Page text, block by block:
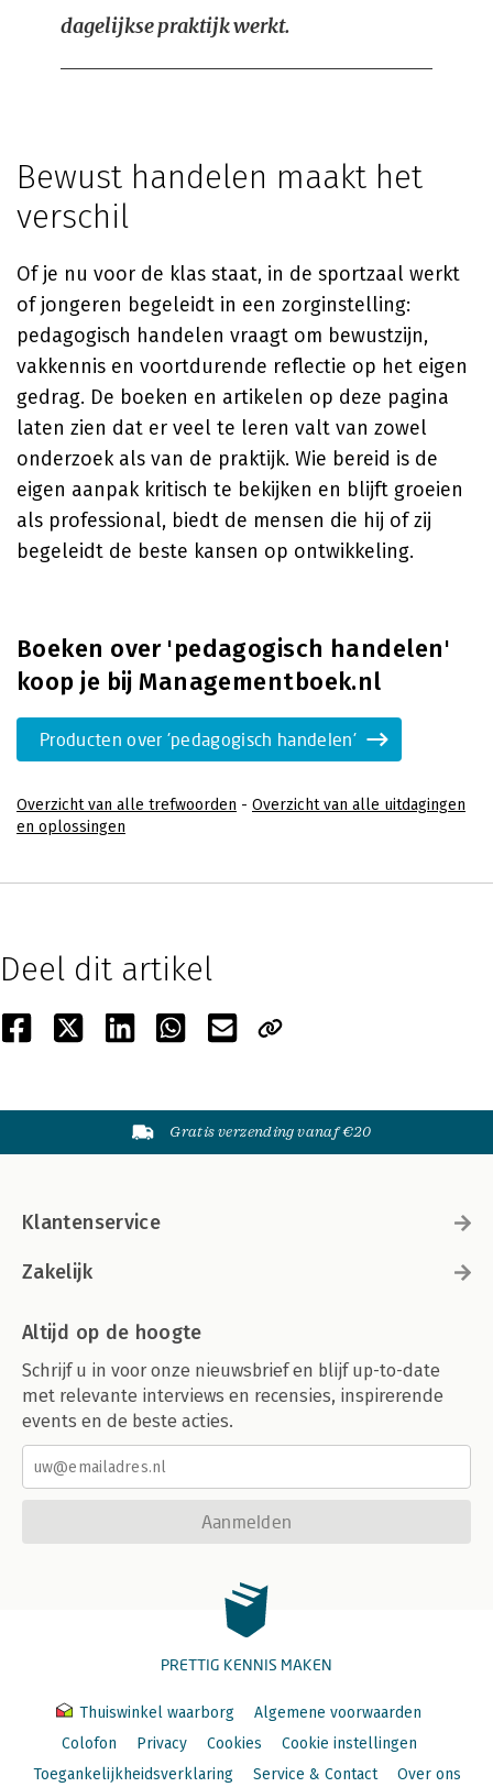
dagelijkse praktijk werkt.
Bewust handelen maakt het
verschil
Of je nu voor de klas staat, in de sportzaal werkt
of jongeren begeleidt in een zorginstelling:
pedagogisch handelen vraagt om bewustzijn,
vakkennis en voortdurende reflectie op het eigen
gedrag. De boeken en artikelen op deze pagina
laten zien dat er veel te leren valt van zowel
onderzoek als van de praktijk. Wie bereid is de
eigen aanpak kritisch te bekijken en blijft groeien
als professional, biedt de mensen die hij of zij
begeleidt de beste kansen op ontwikkeling.
Boeken over 'pedagogisch handelen'
koop je bij Managementboek.nl
Producten over 'pedagogisch handelen'
Overzicht van alle trefwoorden - Overzicht van alle uitdagingen
en oplossingen
Deel dit artikel
Gratis verzending vanaf €20
Klantenservice
Zakelijk
Altijd op de hoogte
Schrijf u in voor onze nieuwsbrief en blijf up-to-date
met relevante interviews en recensies, inspirerende
events en de beste acties.
Aanmelden
PRETTIG KENNIS MAKEN
Thuiswinkel waarborg
Algemene voorwaarden
Colofon
Privacy Cookies
Cookie instellingen
Toegankelijkheidsverklaring
Service & Contact Over ons